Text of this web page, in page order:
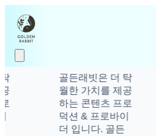
골든래빗은 더 탁
월한 가치를 제공
하는 콘텐츠 프로
덕션 & 프로바이
더 입니다. 골든